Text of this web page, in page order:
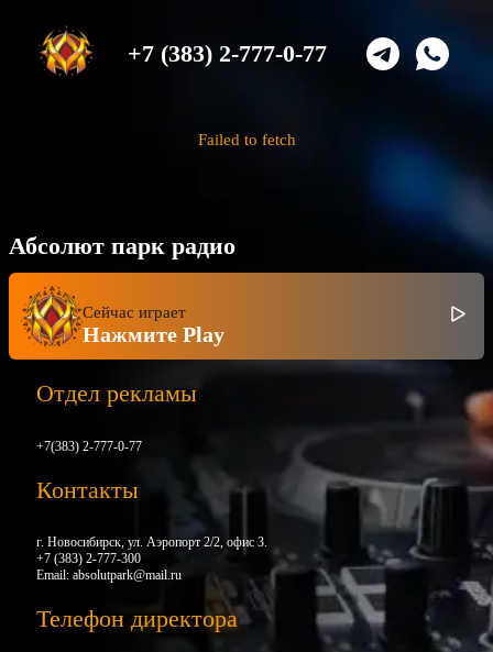
+7 (383) 2-777-0-77
Failed to fetch
Абсолют парк радио
Сейчас играет
Нажмите Play
Отдел рекламы
+7(383) 2-777-0-77
Контакты
г. Новосибирск, ул. Аэропорт 2/2, офис 3.
+7 (383) 2-777-300
Email: absolutpark@mail.ru
Телефон директора